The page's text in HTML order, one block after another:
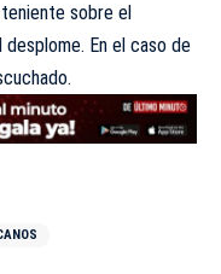
sobre el
En el caso de